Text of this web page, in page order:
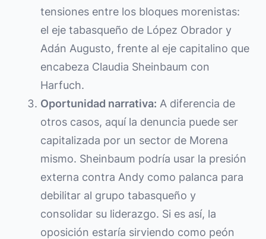
tensiones entre los bloques morenistas:
el eje tabasqueño de López Obrador y
Adán Augusto, frente al eje capitalino que
encabeza Claudia Sheinbaum con
Harfuch.
Oportunidad narrativa: A diferencia de
otros casos, aquí la denuncia puede ser
capitalizada por un sector de Morena
mismo. Sheinbaum podría usar la presión
externa contra Andy como palanca para
debilitar al grupo tabasqueño y
consolidar su liderazgo. Si es así, la
oposición estaría sirviendo como peón